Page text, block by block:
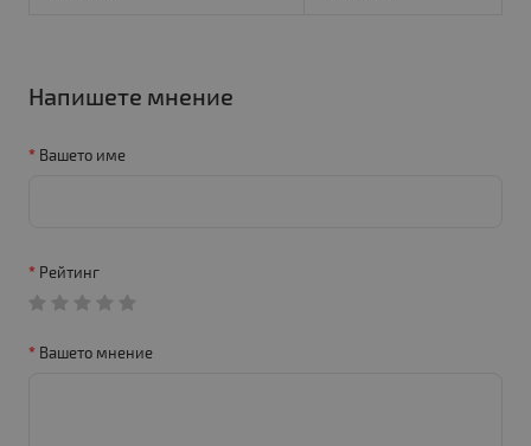
Напишете мнение
Вашето име
Рейтинг
Вашето мнение